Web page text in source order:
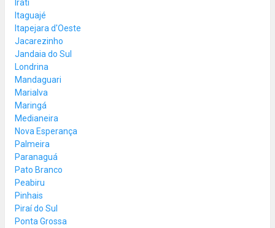
Irati
Itaguajé
Itapejara d'Oeste
Jacarezinho
Jandaia do Sul
Londrina
Mandaguari
Marialva
Maringá
Medianeira
Nova Esperança
Palmeira
Paranaguá
Pato Branco
Peabiru
Pinhais
Piraí do Sul
Ponta Grossa